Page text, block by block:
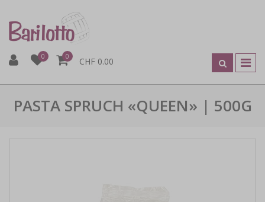
0 0 CHF 0.00
PASTA SPRUCH «QUEEN» | 500G